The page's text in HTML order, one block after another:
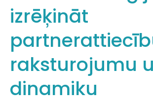
izrēķināt
raksturojumu
dinamiku